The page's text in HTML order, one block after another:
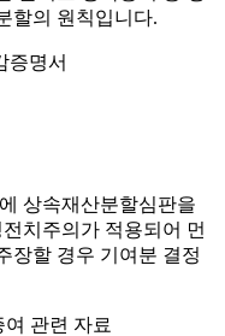
할의 원칙입니다.
증명서
상속재산분할심판을
치주의가 적용되어 먼
장할 경우 기여분 결정
여 관련 자료